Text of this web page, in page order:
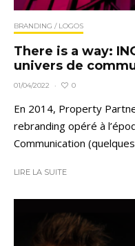
BRANDING / LOGOS
There is a way:
univers de
01/04/2022 · 0
En 2014, Property
rebranding opéré à
Communication
LIRE LA SUITE